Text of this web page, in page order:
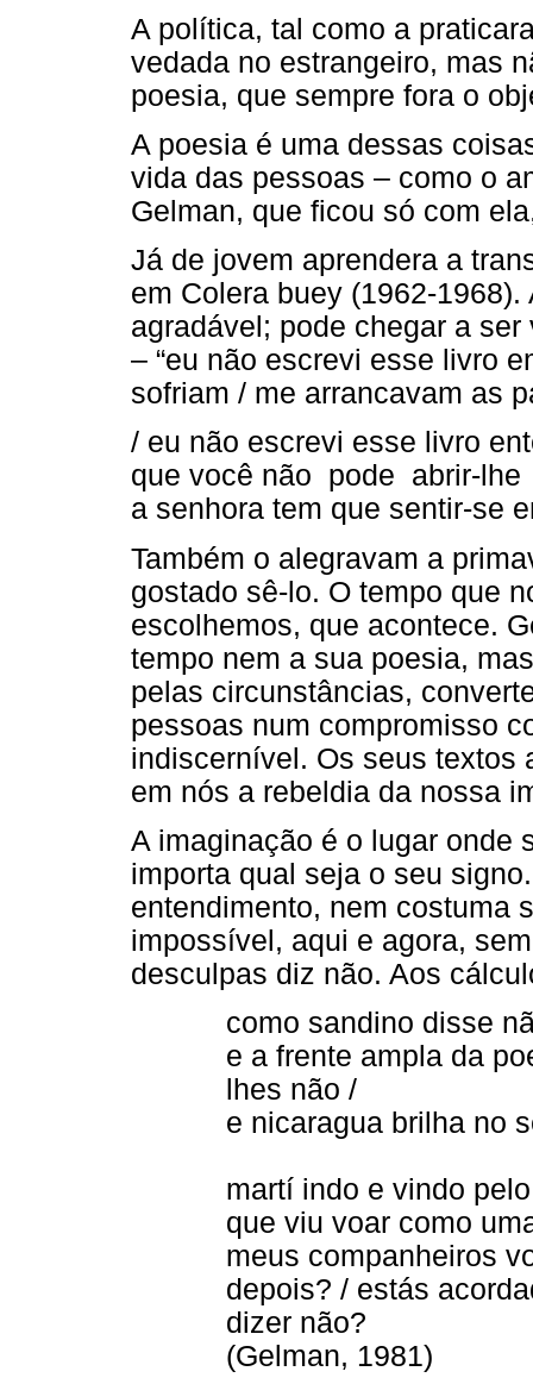
A política, tal como a
vedada no estrangeiro, mas
poesia, que sempre fora o
A poesia é uma dessas
vida das pessoas – como o
Gelman, que ficou só com
Já de jovem aprendera a
em Colera buey (1962-
agradável; pode chegar a
– “eu não escrevi esse livro
sofriam / me arrancavam as
/ eu não escrevi esse livro
que você não pode abrir-
a senhora tem que sentir-se
Também o alegravam a
gostado sê-lo. O tempo que
escolhemos, que acontece.
tempo nem a sua poesia,
pelas circunstâncias,
pessoas num compromisso
indiscernível. Os seus textos
em nós a rebeldia da nossa
A imaginação é o lugar onde
importa qual seja o seu
entendimento, nem costuma
impossível, aqui e agora,
desculpas diz não. Aos
como sandino disse
e a frente ampla da
lhes não /
e nicaragua brilha no
martí indo e vindo
que viu voar como
meus companheiros
depois? / estás
dizer não?
(Gelman, 1981)